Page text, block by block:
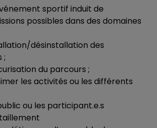
sportif induit de
possibles dans des domaines
désinstallation des
;
du parcours ;
les activités ou les différents
ou les participant.e.s